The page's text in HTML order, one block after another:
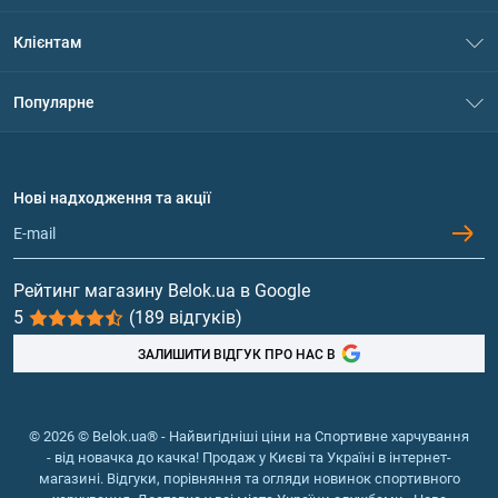
Політика конфіденційності
Обмін та повернення
Клієнтам
Популярне
Протеїн
Гейнери
Вітаміни та мінерали
Риб'ячий жир, жирні кислоти
Нові надходження та акції
Рейтинг магазину Belok.ua в Google
5
(189 відгуків)
ЗАЛИШИТИ ВІДГУК ПРО НАС В
© 2026 © Belok.ua® - Найвигідніші ціни на Спортивне харчування
- від новачка до качка! Продаж у Києві та Україні в інтернет-
магазині. Відгуки, порівняння та огляди новинок спортивного